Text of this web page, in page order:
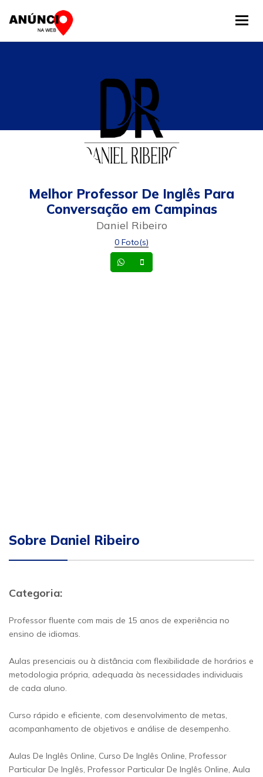
Melhor Professor De Inglês Para
Conversação em Campinas
Daniel Ribeiro
0 Foto(s)
Whatsapp
Sobre Daniel Ribeiro
Categoria:
Professor fluente com mais de 15 anos de experiência no
ensino de idiomas.
Aulas presenciais ou à distância com flexibilidade de horários e
metodologia própria, adequada às necessidades individuais
de cada aluno.
Curso rápido e eficiente, com desenvolvimento de metas,
acompanhamento de objetivos e análise de desempenho.
Aulas De Inglês Online, Curso De Inglês Online, Professor
Particular De Inglês, Professor Particular De Inglês Online, Aula